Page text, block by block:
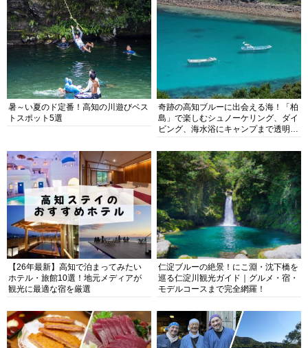
暑～い夏のド定番！高知の川遊びベス
トスポット5選
奇跡の高知ブルーに出会える海！「柏
島」で楽しむシュノーケリング、ダイ
ビング、海水浴にキャンプまで透明度
【26年最新】高知で泊まってみたい
ホテル・旅館10選！地元メディアが
観光に最適な宿を厳選
仁淀ブルーの絶景！にこ淵・沈下橋を
巡る仁淀川観光ガイド｜グルメ・宿・
モデルコースまで完全網羅！